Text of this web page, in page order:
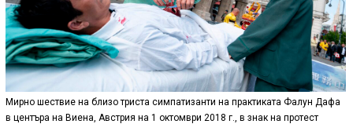
Мирно шествие на близо триста симпатизанти на практиката Фалун Дафа
в центъра на Виена, Австрия на 1 октомври 2018 г., в знак на протест